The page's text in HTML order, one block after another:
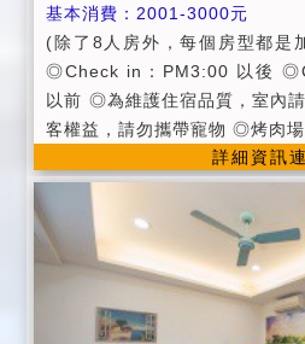
住客居住地的陸上颱風警報為
主。 ＊變更住宿日期請於14日
六個月，如未於7日前通知者，
失， 將不保留或退還訂金。 ＊
(依據消保會規定) 預定住宿日
全部訂金 預定住宿日前10至13
0%的訂金 預定住宿日前7至9
0%的訂金 預定住宿日前4至6
0%的訂金 預定住宿日前2至3
0%的訂金 預定住宿日前1日取
訂金 預定住宿日當天取消者，不
基本消費：2001-3000元
(除了8人房外，每個房型都是
◎Check in：PM3:00 以後
以前 ◎為維護住宿品質，室內
客權益，請勿攜帶寵物 ◎烤肉
費&清潔費1000元，自主清
價：春節期間 ◎假日：週六、
週五 >>貼心服務 ◎公共設施有
飲水機 ◎提供養生中西式早餐
附設寬敞停車空間、烤肉場地
(結束時間為PM11點) ◎提供
供自行車暢遊鄉間小路 ◎代辦
詳細資訊